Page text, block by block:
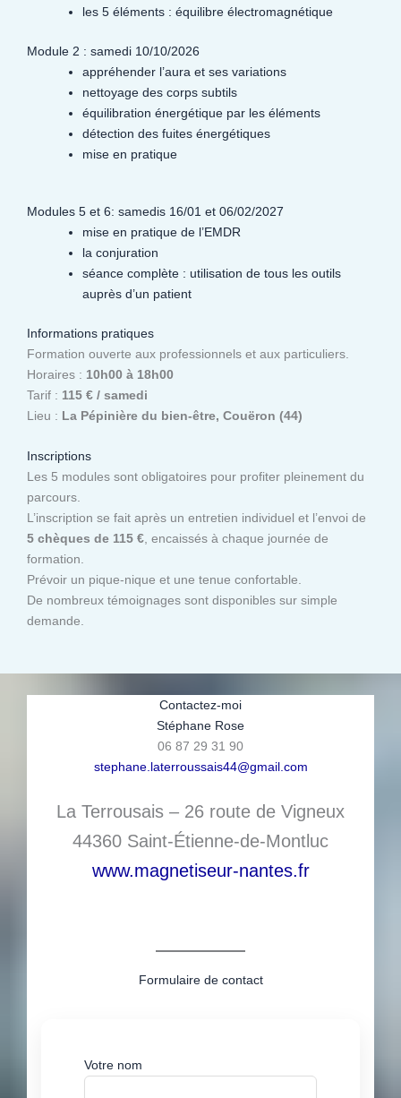
les 5 éléments : équilibre électromagnétique
Module 2 : samedi 10/10/2026
appréhender l’aura et ses variations
nettoyage des corps subtils
équilibration énergétique par les éléments
détection des fuites énergétiques
mise en pratique
Modules 5 et 6: samedis 16/01 et 06/02/2027
mise en pratique de l’EMDR
la conjuration
séance complète : utilisation de tous les outils
auprès d’un patient
Informations pratiques
Formation ouverte aux professionnels et aux particuliers.
Horaires : 10h00 à 18h00
Tarif : 115 € / samedi
Lieu : La Pépinière du bien-être, Couëron (44)
Inscriptions
Les 5 modules sont obligatoires pour profiter pleinement du
parcours.
L’inscription se fait après un entretien individuel et l’envoi de
5 chèques de 115 €, encaissés à chaque journée de
formation.
Prévoir un pique-nique et une tenue confortable.
De nombreux témoignages sont disponibles sur simple
demande.
Contactez-moi
Stéphane Rose
06 87 29 31 90
stephane.laterroussais44@gmail.com
La Terrousais – 26 route de Vigneux
44360 Saint-Étienne-de-Montluc
www.magnetiseur-nantes.fr
Formulaire de contact
Votre nom